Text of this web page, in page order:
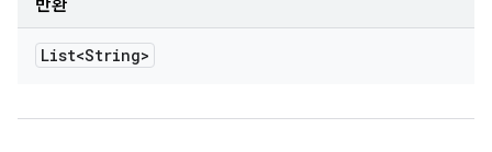
반환
List<String>